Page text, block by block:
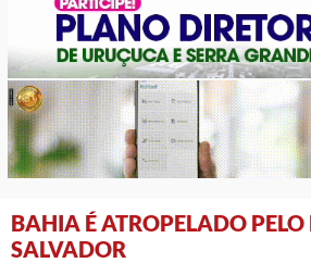
BAHIA É ATROPELADO
SALVADOR